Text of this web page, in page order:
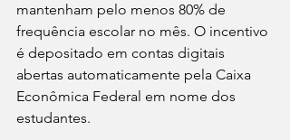
mantenham pelo menos 80% de
frequência escolar no mês. O incentivo
é depositado em contas digitais
abertas automaticamente pela Caixa
Econômica Federal em nome dos
estudantes.